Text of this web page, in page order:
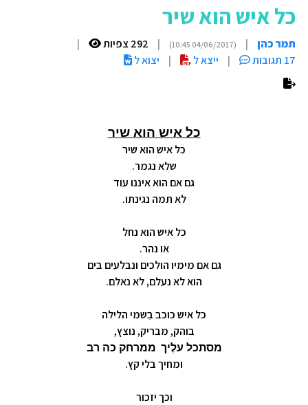
כל איש הוא שיר
תמר כהן |
(04/06/2017 10:45)
| 292 צפיות
|
17 תגובות
| ייצא ל | יצוא ל
כל איש הוא שיר
כל איש הוא שיר
שלא נגמר.
גם אם הוא איננו עוד
לא תמה נגינתו.
כל איש הוא נחל
או נהר.
גם אם מימיו הולכים ונבלעים בים
הוא לא נעלם, לא נאלם.
כל איש כוכב בִשמי הלילה
בוהק, מבריק, נוצץ,
מסתכל עלֶיך ממרחק כה רב
ומחיך בלי קץ.
וכך יזכור